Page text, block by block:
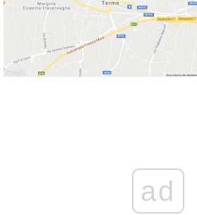
ad